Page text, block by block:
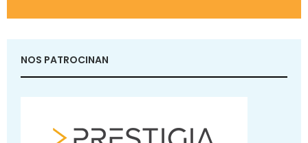
NOS PATROCINAN